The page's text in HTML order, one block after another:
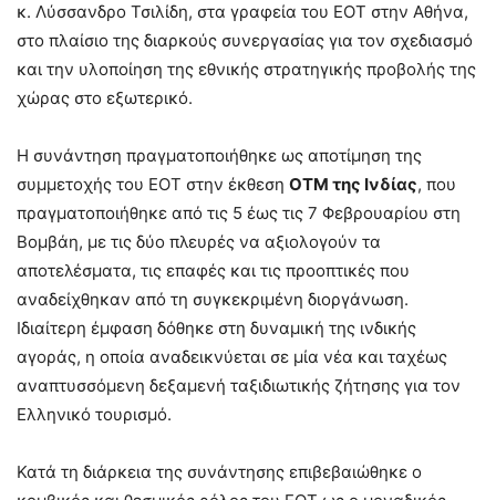
κ. Λύσσανδρο Τσιλίδη, στα γραφεία του ΕΟΤ στην Αθήνα,
στο πλαίσιο της διαρκούς συνεργασίας για τον σχεδιασμό
και την υλοποίηση της εθνικής στρατηγικής προβολής της
χώρας στο εξωτερικό.
Η συνάντηση πραγματοποιήθηκε ως αποτίμηση της
συμμετοχής του ΕΟΤ στην έκθεση OTM της Ινδίας, που
πραγματοποιήθηκε από τις 5 έως τις 7 Φεβρουαρίου στη
Βομβάη, με τις δύο πλευρές να αξιολογούν τα
αποτελέσματα, τις επαφές και τις προοπτικές που
αναδείχθηκαν από τη συγκεκριμένη διοργάνωση.
Ιδιαίτερη έμφαση δόθηκε στη δυναμική της ινδικής
αγοράς, η οποία αναδεικνύεται σε μία νέα και ταχέως
αναπτυσσόμενη δεξαμενή ταξιδιωτικής ζήτησης για τον
Ελληνικό τουρισμό.
Κατά τη διάρκεια της συνάντησης επιβεβαιώθηκε ο